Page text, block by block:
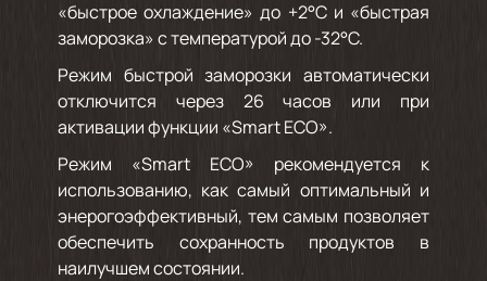
«быстрое охлаждение» до +2°C и «быстрая
заморозка» с температурой до -32°C.
Режим быстрой заморозки автоматически
отключится через 26 часов или при
активации функции «Smart ECO».
Режим «Smart ECO» рекомендуется к
использованию, как самый оптимальный и
энерогоэффективный, тем самым позволяет
обеспечить сохранность продуктов в
наилучшем состоянии.